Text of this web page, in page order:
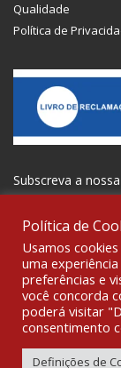
Qualidade
Política de
Subscreva a
SOCIALIZE
© 2021 All rights
Sinalética Lda.
Política de
Usamos
uma
preferências e
você concorda
poderá visitar
consentimento
Definições de